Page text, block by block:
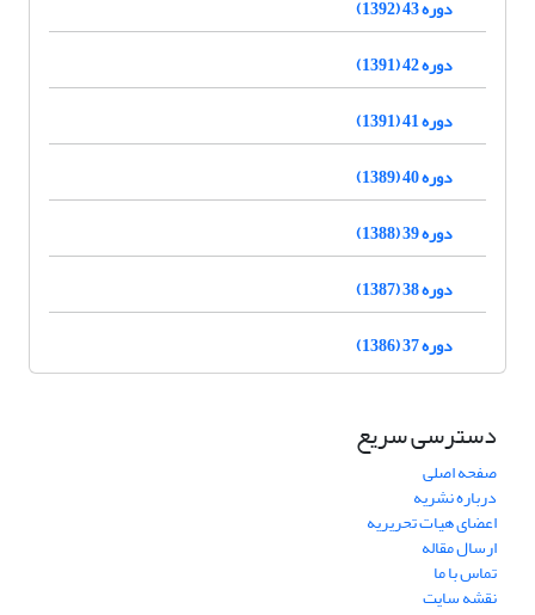
دوره 43 (1392)
دوره 42 (1391)
دوره 41 (1391)
دوره 40 (1389)
دوره 39 (1388)
دوره 38 (1387)
دوره 37 (1386)
دسترسی سریع
صفحه اصلی
درباره نشریه
اعضای هیات تحریریه
ارسال مقاله
تماس با ما
نقشه سایت